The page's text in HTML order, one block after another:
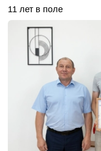
11 лет в поле